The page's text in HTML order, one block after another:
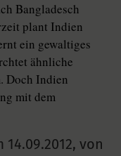
Bangladesch
plant Indien
ein gewaltiges
ähnliche
Doch Indien
mit dem
14.09.2012, von